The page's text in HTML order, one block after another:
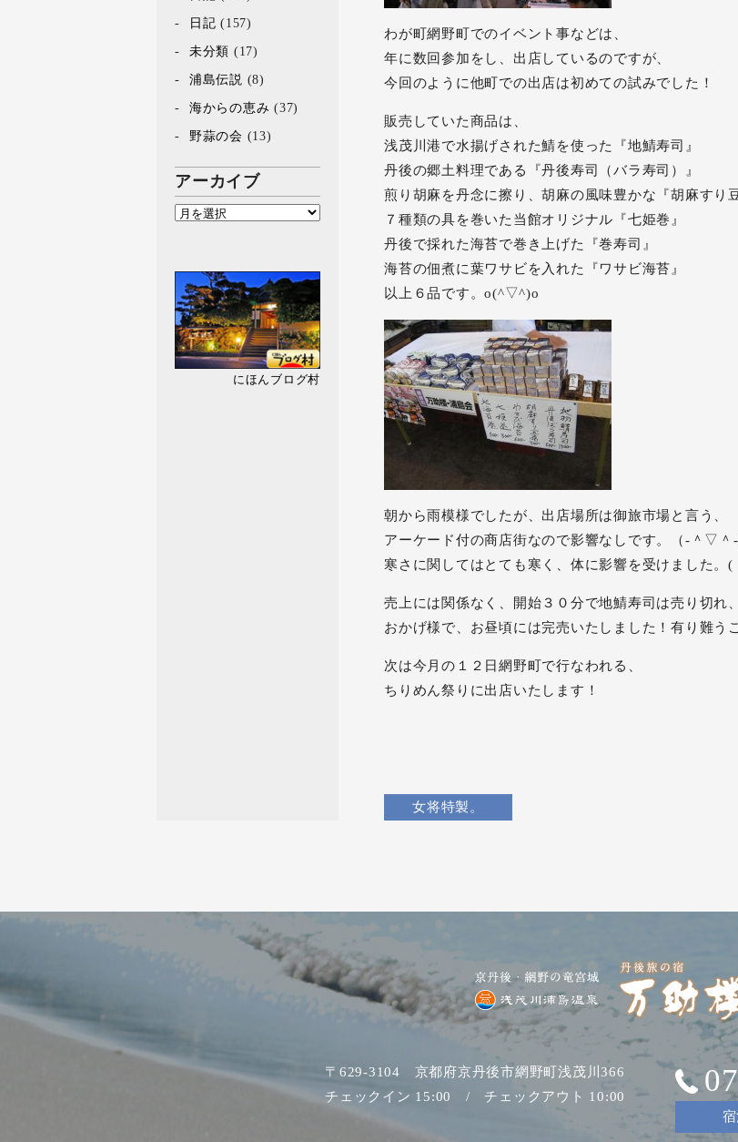
わが町網野町でのイベント事などは、
年に数回参加をし、出店しているのですが、
今回のように他町での出店は初めての試みでした！
販売していた商品は、
浅茂川港で水揚げされた鯖を使った『地鯖寿司』
丹後の郷土料理である『丹後寿司（バラ寿司）』
煎り胡麻を丹念に擦り、胡麻の風味豊かな『胡麻すり
７種類の具を巻いた当館オリジナル『七姫巻』
丹後で採れた海苔で巻き上げた『巻寿司』
海苔の佃煮に葉ワサビを入れた『ワサビ海苔』
以上６品です。o(^▽^)o
朝から雨模様でしたが、出店場所は御旅市場と言う、
アーケード付の商店街なので影響なしです。（‐＾▽＾‐
寒さに関してはとても寒く、体に影響を受けました
売上には関係なく、開始３０分で地鯖寿司は売り切れ、
おかげ様で、お昼頃には完売いたしました！有り難う
次は今月の１２日網野町で行なわれる、
ちりめん祭りに出店いたします！
女将特製。
日記 (157)
未分類 (17)
浦島伝説 (8)
海からの恵み (37)
野蒜の会 (13)
アーカイブ
にほんブログ村
〒629-3104 京都府京丹後市網野町浅茂川366
チェックイン 15:00 / チェックアウト 10:00